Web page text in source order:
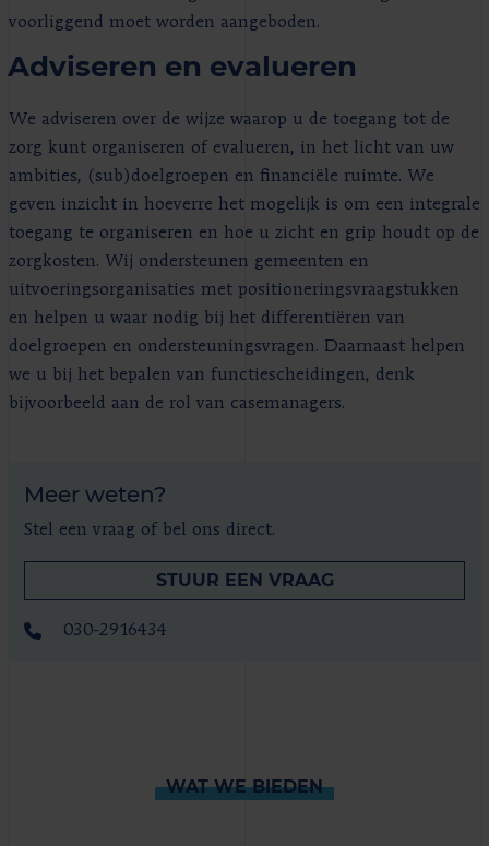
voorliggend moet worden aangeboden.
Adviseren en evalueren
We adviseren over de wijze waarop u de toegang tot de
zorg kunt organiseren of evalueren, in het licht van uw
ambities, (sub)doelgroepen en financiële ruimte. We
geven inzicht in hoeverre het mogelijk is om een integrale
toegang te organiseren en hoe u zicht en grip houdt op de
zorgkosten. Wij ondersteunen gemeenten en
uitvoeringsorganisaties met positioneringsvraagstukken
en helpen u waar nodig bij het differentiëren van
doelgroepen en ondersteuningsvragen. Daarnaast helpen
we u bij het bepalen van functiescheidingen, denk
bijvoorbeeld aan de rol van casemanagers.
Meer weten?
Stel een vraag of bel ons direct.
STUUR EEN VRAAG
030-2916434
WAT WE BIEDEN